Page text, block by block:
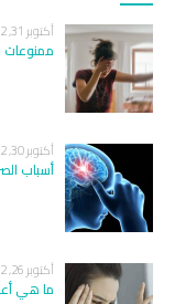
أكتوبر 31, 2022
ممنوعات
أكتوبر 30, 2022
أسباب
أكتوبر 26, 2022
ما هي